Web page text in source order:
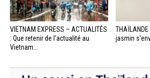
VIETNAM EXPRESS – ACTUALITÉS
: Que retenir de l’actualité au
Vietnam...
THAÏLANDE
jasmin